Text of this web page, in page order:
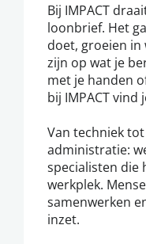
Bij IMPACT
loonbrief. Het
doet, groeien
zijn op wat je
met je handen
bij IMPACT
Van techniek
administratie:
specialisten die
werkplek.
samenwerken
inzet.